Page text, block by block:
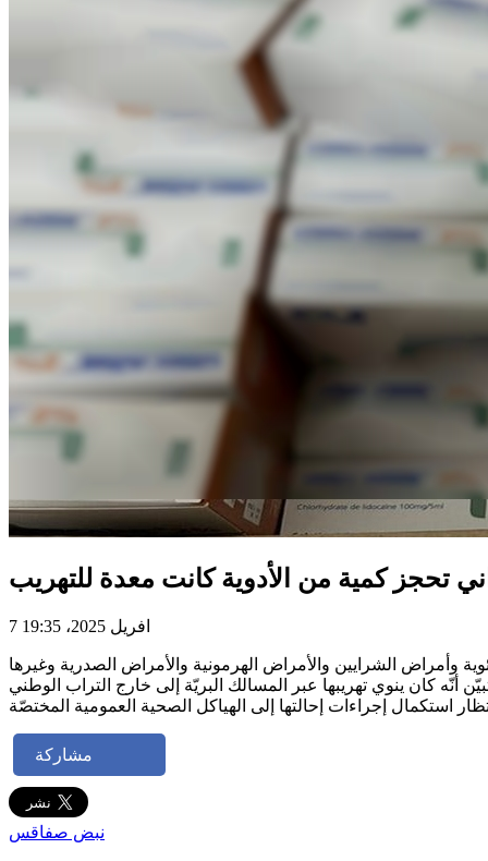
تحجز كمية من الأدوية كانت معدة للتهريب
7 افريل 2025، 19:35
وأمراض الشرايين والأمراض الهرمونية والأمراض الصدرية وغيرها
مشاركة
نبض صفاقس